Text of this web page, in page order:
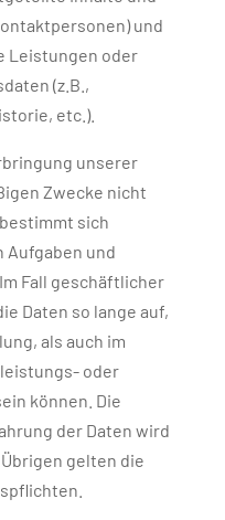
und
Leistungen oder
(z.B.,
etc.).
unserer
Zwecke nicht
sich
und
Fall geschäftlicher
Daten so lange auf,
als auch im
oder
können. Die
der Daten wird
gelten die